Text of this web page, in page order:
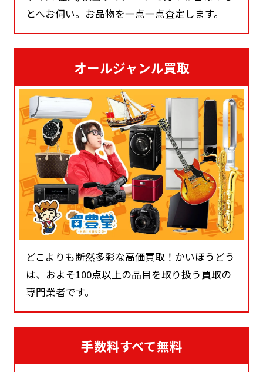
とへお伺い。お品物を一点一点査定します。
オールジャンル買取
どこよりも断然多彩な高価買取！かいほうどう
は、およそ100点以上の品目を取り扱う買取の
専門業者です。
手数料すべて無料